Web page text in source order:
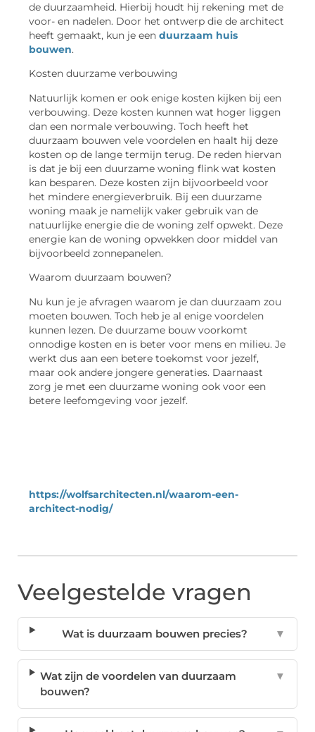
de duurzaamheid. Hierbij houdt hij rekening met de
voor- en nadelen. Door het ontwerp die de architect
heeft gemaakt, kun je een duurzaam huis
bouwen.
Kosten duurzame verbouwing
Natuurlijk komen er ook enige kosten kijken bij een
verbouwing. Deze kosten kunnen wat hoger liggen
dan een normale verbouwing. Toch heeft het
duurzaam bouwen vele voordelen en haalt hij deze
kosten op de lange termijn terug. De reden hiervan
is dat je bij een duurzame woning flink wat kosten
kan besparen. Deze kosten zijn bijvoorbeeld voor
het mindere energieverbruik. Bij een duurzame
woning maak je namelijk vaker gebruik van de
natuurlijke energie die de woning zelf opwekt. Deze
energie kan de woning opwekken door middel van
bijvoorbeeld zonnepanelen.
Waarom duurzaam bouwen?
Nu kun je je afvragen waarom je dan duurzaam zou
moeten bouwen. Toch heb je al enige voordelen
kunnen lezen. De duurzame bouw voorkomt
onnodige kosten en is beter voor mens en milieu. Je
werkt dus aan een betere toekomst voor jezelf,
maar ook andere jongere generaties. Daarnaast
zorg je met een duurzame woning ook voor een
betere leefomgeving voor jezelf.
https://wolfsarchitecten.nl/waarom-een-
architect-nodig/
Veelgestelde vragen
Wat is duurzaam bouwen precies? ▼
Wat zijn de voordelen van duurzaam
bouwen?
▼